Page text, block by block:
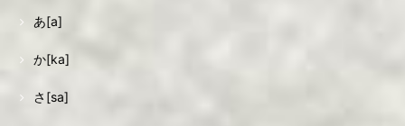
あ[a]
か[ka]
さ[sa]